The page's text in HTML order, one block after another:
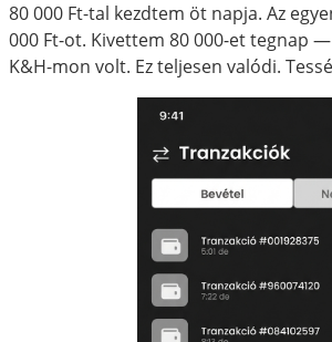
80 000 Ft-tal kezdtem öt napja. Az
000 Ft-ot. Kivettem 80 000-et tegnap
K&H-mon volt. Ez teljesen valódi.